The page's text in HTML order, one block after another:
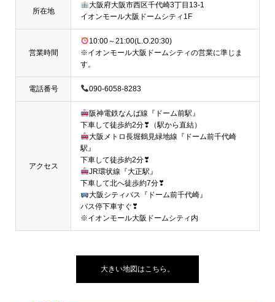
所在地
大阪府大阪市西区千代崎3丁目13-1
イオンモール大阪ドームシティ1F
営業時間
10:00～21:00(L.O.20:30)
※イオンモール大阪ドームシティの営業に準じま
す。
電話番号 090-6058-8283
アクセス
阪神電鉄なんば線『ドーム前駅』
下車して徒歩約2分❣（駅から直結）
大阪メトロ長堀鶴見緑地線『ドーム前千代崎
駅』
下車して徒歩約2分❣
JR環状線『大正駅』
下車して北へ徒歩約7分❣
大阪シティバス『ドーム前千代崎』
バス停下車すぐ❣
※イオンモール大阪ドームシティ内
大きい地図はこちら。